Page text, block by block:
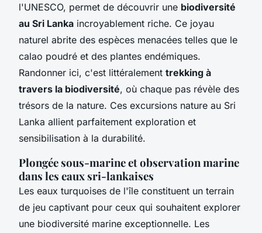
l'UNESCO, permet de découvrir une biodiversité
au Sri Lanka incroyablement riche. Ce joyau
naturel abrite des espèces menacées telles que le
calao poudré et des plantes endémiques.
Randonner ici, c'est littéralement trekking à
travers la biodiversité, où chaque pas révèle des
trésors de la nature. Ces excursions nature au Sri
Lanka allient parfaitement exploration et
sensibilisation à la durabilité.
Plongée sous-marine et observation marine
dans les eaux sri-lankaises
Les eaux turquoises de l'île constituent un terrain
de jeu captivant pour ceux qui souhaitent explorer
une biodiversité marine exceptionnelle. Les